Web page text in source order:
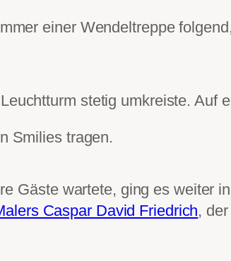
einer Wendeltreppe
stetig umkreiste. Auf
Smilies tragen.
Gäste wartete, ging es weiter
Caspar David Friedrich,